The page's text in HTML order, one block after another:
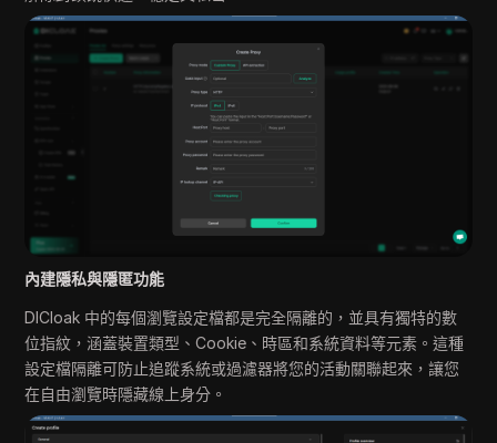
內建隱私與隱匿功能
DICloak 中的每個瀏覽設定檔都是完全隔離的，並具有獨特的數
位指紋，涵蓋裝置類型、Cookie、時區和系統資料等元素。這種
設定檔隔離可防止追蹤系統或過濾器將您的活動關聯起來，讓您
在自由瀏覽時隱藏線上身分。